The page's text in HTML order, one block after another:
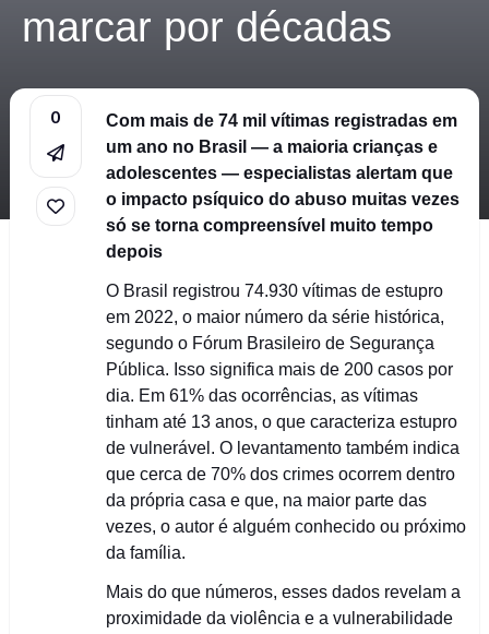
marcar por décadas
0
Com mais de 74 mil vítimas registradas em
um ano no Brasil — a maioria crianças e
adolescentes — especialistas alertam que
o impacto psíquico do abuso muitas vezes
só se torna compreensível muito tempo
depois
O Brasil registrou 74.930 vítimas de estupro
em 2022, o maior número da série histórica,
segundo o Fórum Brasileiro de Segurança
Pública. Isso significa mais de 200 casos por
dia. Em 61% das ocorrências, as vítimas
tinham até 13 anos, o que caracteriza estupro
de vulnerável. O levantamento também indica
que cerca de 70% dos crimes ocorrem dentro
da própria casa e que, na maior parte das
vezes, o autor é alguém conhecido ou próximo
da família.
Mais do que números, esses dados revelam a
proximidade da violência e a vulnerabilidade